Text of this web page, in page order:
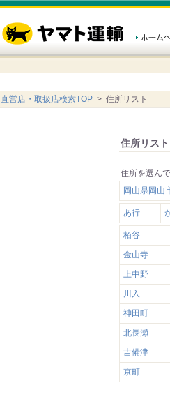
直営店・取扱店検索TOP > 住所リスト
住所リスト
住所を選ん
岡山県岡山
あ行
栢谷
金山寺
上中野
川入
神田町
北長瀬
吉備津
京町